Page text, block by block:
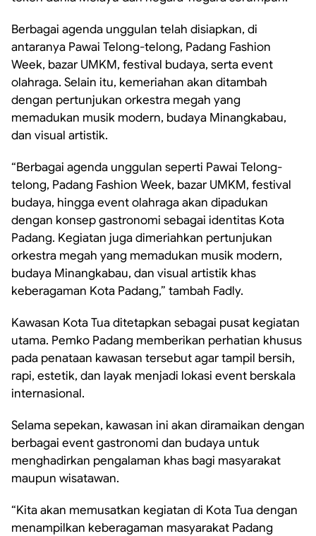
Berbagai agenda unggulan telah disiapkan, di
antaranya Pawai Telong-telong, Padang Fashion
Week, bazar UMKM, festival budaya, serta event
olahraga. Selain itu, kemeriahan akan ditambah
dengan pertunjukan orkestra megah yang
memadukan musik modern, budaya Minangkabau,
dan visual artistik.
“Berbagai agenda unggulan seperti Pawai Telong-
telong, Padang Fashion Week, bazar UMKM, festival
budaya, hingga event olahraga akan dipadukan
dengan konsep gastronomi sebagai identitas Kota
Padang. Kegiatan juga dimeriahkan pertunjukan
orkestra megah yang memadukan musik modern,
budaya Minangkabau, dan visual artistik khas
keberagaman Kota Padang,” tambah Fadly.
Kawasan Kota Tua ditetapkan sebagai pusat kegiatan
utama. Pemko Padang memberikan perhatian khusus
pada penataan kawasan tersebut agar tampil bersih,
rapi, estetik, dan layak menjadi lokasi event berskala
internasional.
Selama sepekan, kawasan ini akan diramaikan dengan
berbagai event gastronomi dan budaya untuk
menghadirkan pengalaman khas bagi masyarakat
maupun wisatawan.
“Kita akan memusatkan kegiatan di Kota Tua dengan
menampilkan keberagaman masyarakat Padang